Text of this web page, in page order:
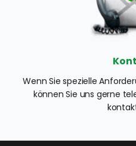
Wenn Sie spezielle
können Sie uns gerne